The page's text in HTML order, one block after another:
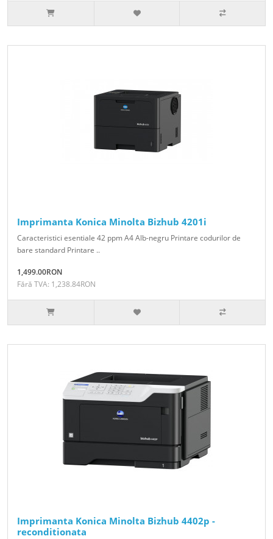
Imprimanta Konica Minolta Bizhub 4201i
Caracteristici esentiale 42 ppm A4 Alb-negru Printare codurilor de
bare standard Printare ..
1,499.00RON
Fără TVA: 1,238.84RON
Imprimanta Konica Minolta Bizhub 4402p -
reconditionata